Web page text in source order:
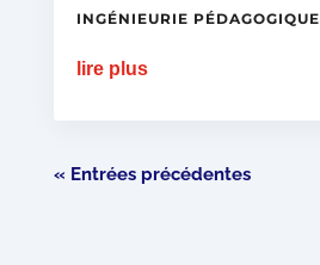
INGÉNIEURIE PÉDAGOGIQUE
lire plus
« Entrées précédentes